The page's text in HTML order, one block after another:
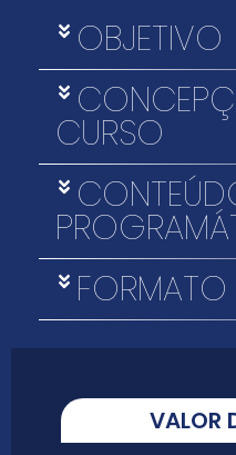
OBJETIVO
CURSO
VALOR